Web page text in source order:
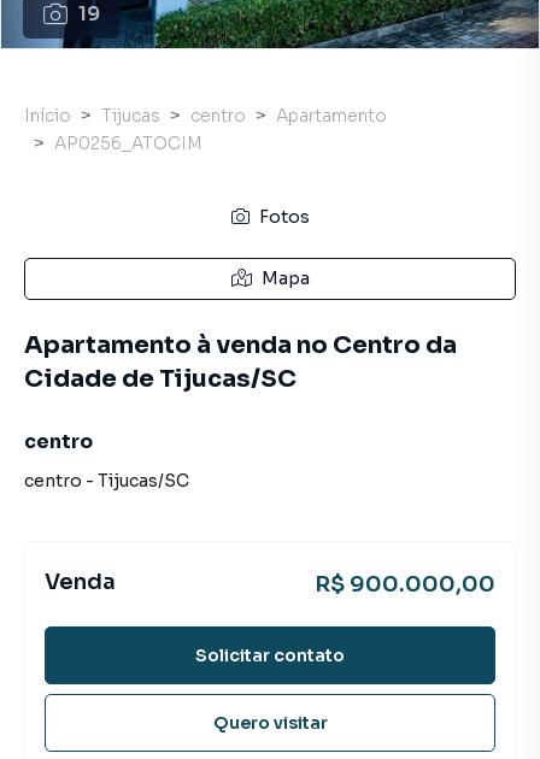
19
Início Tijucas centro
Apartamento
AP0256_ATOCIM
Fotos
Mapa
Apartamento à venda no Centro da
Cidade de Tijucas/SC
centro
centro - Tijucas/SC
Venda R$ 900.000,00
Solicitar contato
Quero visitar